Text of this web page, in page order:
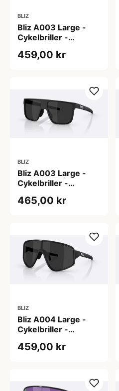
BLIZ
Bliz A003 Large -
Cykelbriller -
multi
459,00 kr
BLIZ
Bliz A003 Large -
Cykelbriller -
465,00 kr
BLIZ
Bliz A004 Large -
Cykelbriller -
459,00 kr